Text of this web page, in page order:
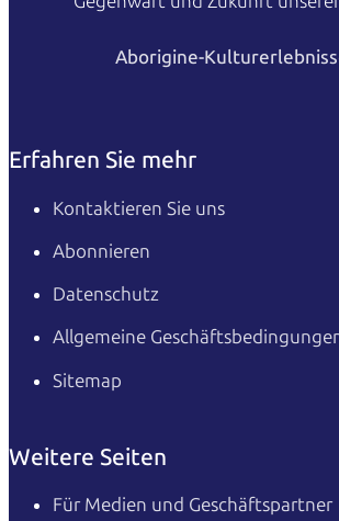
Aborigine-
Erfahren Sie mehr
Kontaktieren Sie uns
Abonnieren
Datenschutz
Allgemeine
Sitemap
Weitere Seiten
Für Medien und Geschäftspartner